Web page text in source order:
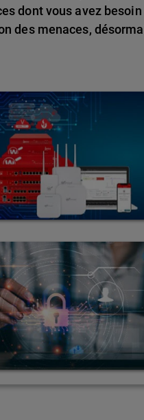
dont vous avez
des menaces,